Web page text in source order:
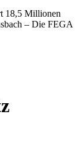
18,5 Millionen
– Die FEGA